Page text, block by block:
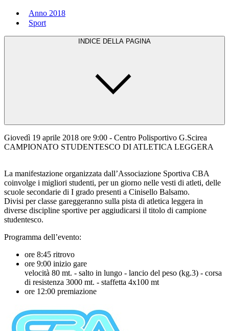
Anno 2018
Sport
INDICE DELLA PAGINA
Giovedì 19 aprile 2018 ore 9:00 - Centro Polisportivo G.Scirea
CAMPIONATO STUDENTESCO DI ATLETICA LEGGERA
La manifestazione organizzata dall’Associazione Sportiva CBA
coinvolge i migliori studenti, per un giorno nelle vesti di atleti, delle
scuole secondarie di I grado presenti a Cinisello Balsamo.
Divisi per classe gareggeranno sulla pista di atletica leggera in
diverse discipline sportive per aggiudicarsi il titolo di campione
studentesco.
Programma dell’evento:
ore 8:45 ritrovo
ore 9:00 inizio gare
velocità 80 mt. - salto in lungo - lancio del peso (kg.3) - corsa
di resistenza 3000 mt. - staffetta 4x100 mt
ore 12:00 premiazione